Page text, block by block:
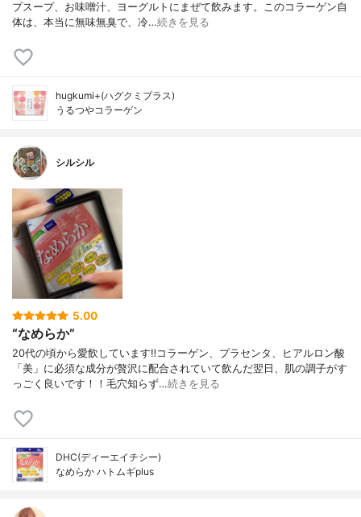
プスープ、お味噌汁、ヨーグルトにまぜて飲みます。このコラーゲン自
体は、本当に無味無臭で、冷…続きを見る
hugkumi+(ハグクミプラス)
うるつやコラーゲン
シルシル
5.00
“なめらか”
20代の頃から愛飲しています‼︎コラーゲン、プラセンタ、ヒアルロン酸
「美」に必須な成分が贅沢に配合されていて飲んだ翌日、肌の調子がす
っごく良いです！！毛穴知らず…続きを見る
DHC(ディーエイチシー)
なめらか ハトムギplus